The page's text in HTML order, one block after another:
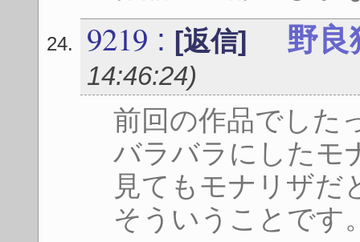
9219 : [返信] 野良
14:46:24)
前回の作品でした
バラバラにしたモ
見てもモナリザだ
そういうことです